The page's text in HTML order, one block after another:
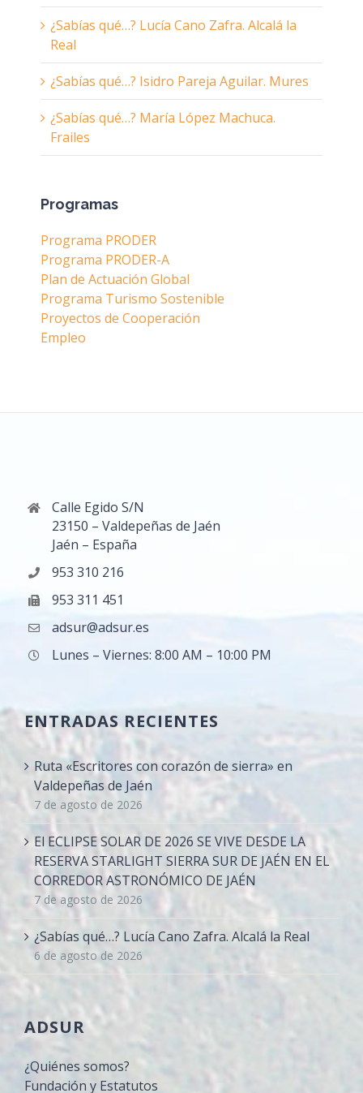
¿Sabías qué…? Lucía Cano Zafra. Alcalá la
Real
¿Sabías qué…? Isidro Pareja Aguilar. Mures
¿Sabías qué…? María López Machuca.
Frailes
Programas
Programa PRODER
Programa PRODER-A
Plan de Actuación Global
Programa Turismo Sostenible
Proyectos de Cooperación
Empleo
Calle Egido S/N
23150 – Valdepeñas de Jaén
Jaén – España
953 310 216
953 311 451
adsur@adsur.es
Lunes – Viernes: 8:00 AM – 10:00 PM
ENTRADAS RECIENTES
Ruta «Escritores con corazón de sierra» en
Valdepeñas de Jaén
7 de agosto de 2026
El ECLIPSE SOLAR DE 2026 SE VIVE DESDE LA
RESERVA STARLIGHT SIERRA SUR DE JAÉN EN EL
CORREDOR ASTRONÓMICO DE JAÉN
7 de agosto de 2026
¿Sabías qué…? Lucía Cano Zafra. Alcalá la Real
6 de agosto de 2026
ADSUR
¿Quiénes somos?
Fundación y Estatutos